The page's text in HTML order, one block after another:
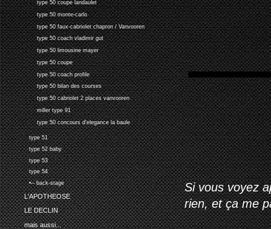
type 50 coupe landaulet
type 50 monte-carlo
type 50 faux-cabriolet chapron / Vanvooren
type 50 coach vladimir gut
type 50 limousine mayer
type 50 coupe
type 50 coach profile
type 50 bilan des courses
type 50 cabriolet 2 places vanvooren
miller type 91
type 50 concours d'elegance la baule
type 51
type 52 baby
type 53
type 54
•-- back-stage
L'APOTHEOSE
LE DECLIN
mais aussi...
Si vous voyez
rien, et ça me